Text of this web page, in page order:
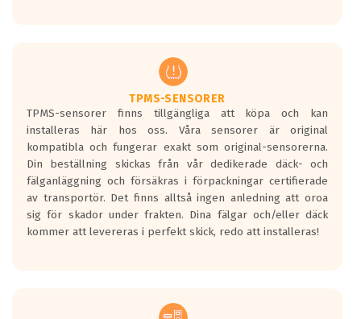
regelverket som introduceras år 2016.
Ett däck med två svarta vågor är redan
godkända för år 2016 nya regelverk.
Ett däck med en svart våg kommer vara
minst tre decibel tystare än det
regelverk som börjar gälla 2016.
TPMS-SENSORER
TPMS-sensorer finns tillgängliga att köpa och kan
installeras här hos oss. Våra sensorer är original
kompatibla och fungerar exakt som original-sensorerna.
Din beställning skickas från vår dedikerade däck- och
fälganläggning och försäkras i förpackningar certifierade
av transportör. Det finns alltså ingen anledning att oroa
sig för skador under frakten. Dina fälgar och/eller däck
kommer att levereras i perfekt skick, redo att installeras!